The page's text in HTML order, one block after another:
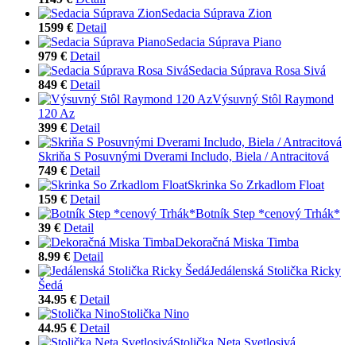
Sedacia Súprava Zion
1599 € Detail
Sedacia Súprava Piano
979 € Detail
Sedacia Súprava Rosa Sivá
849 € Detail
Výsuvný Stôl Raymond
120 Az
399 € Detail
Skriňa S Posuvnými Dverami Includo, Biela / Antracitová
749 € Detail
Skrinka So Zrkadlom Float
159 € Detail
Botník Step *cenový Trhák*
39 € Detail
Dekoračná Miska Timba
8.99 € Detail
Jedálenská Stolička Ricky
Šedá
34.95 € Detail
Stolička Nino
44.95 € Detail
Stolička Neta Svetlosivá